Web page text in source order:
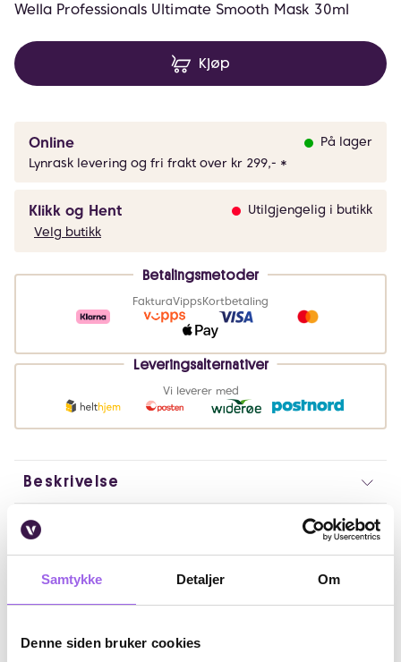
Samtykke Detaljer Om
Denne siden bruker cookies
Wella Professionals Ultimate Smooth Mask 30ml
Kjøp
Online
På lager
Lynrask levering og fri frakt over kr 299,- *
Klikk og Hent
Utilgjengelig i butikk
Velg butikk
Betalingsmetoder
FakturaVippsKortbetaling
Leveringsalternativer
Vi leverer med
Beskrivelse
Bruk
Ingredienser
Artikkelnummer: 241129006